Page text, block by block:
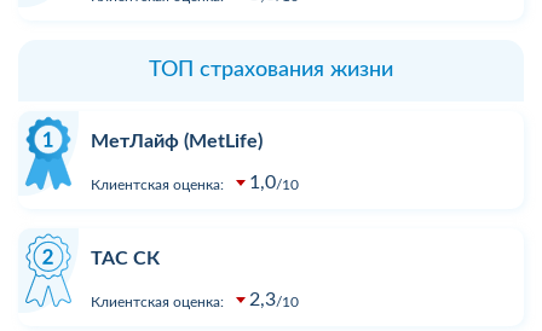
ТОП страхования жизни
МетЛайф (MetLife)
Клиентская оценка: 1,0 10
ТАС СК
Клиентская оценка: 2,3 10